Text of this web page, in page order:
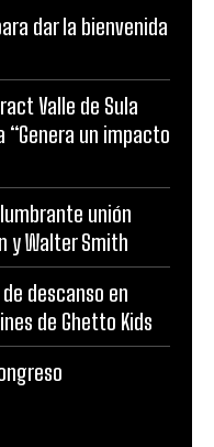
dar la bienvenida
Valle de Sula
un impacto
unión
y Walter Smith
descanso en
de Ghetto Kids